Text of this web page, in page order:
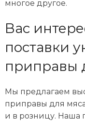
многое другое.
Вас
поставки
приправы
Мы предлагаем
приправы для
и в розницу. Наша